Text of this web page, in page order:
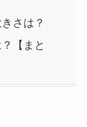
さは？
【まと